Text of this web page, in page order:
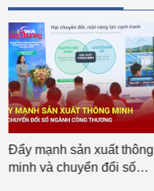
Đẩy mạnh sản xuất thông
minh và chuyển đổi số